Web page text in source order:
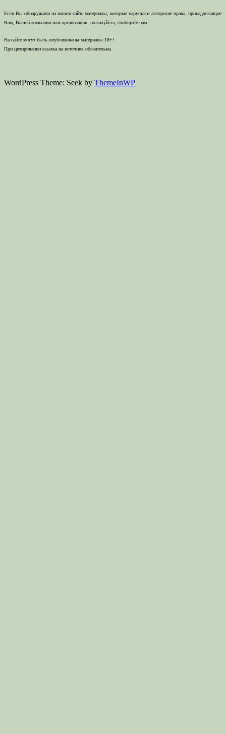
Если Вы обнаружили на нашем сайте материалы, которые нарушают авторские права, принадлежащие
Вам, Вашей компании или организации, пожалуйста, сообщите нам.
На сайте могут быть опубликованы материалы 18+!
При цитировании ссылка на источник обязательна.
WordPress Theme: Seek by ThemeInWP